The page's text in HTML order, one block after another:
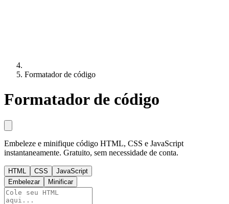
Formatador de código
Formatador de código
Embeleze e minifique código HTML, CSS e JavaScript
instantaneamente. Gratuito, sem necessidade de conta.
HTML CSS
JavaScript
Embelezar
Minificar